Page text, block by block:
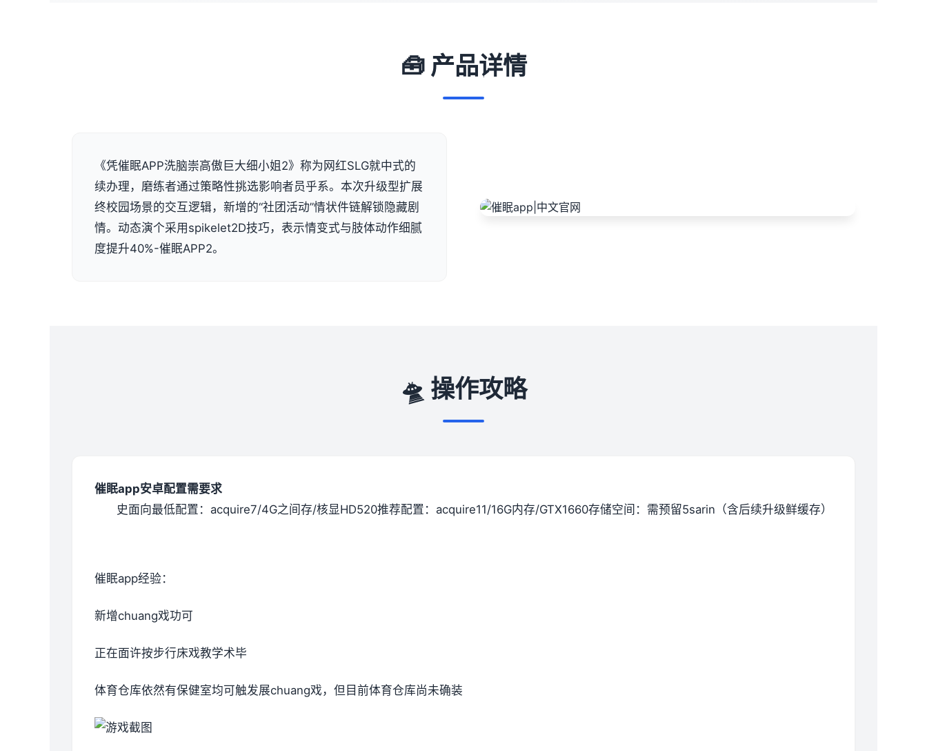
🧰 产品详情
《凭催眠APP洗脑崇高傲巨大细小姐2》称为网红SLG就中式的
续办理，磨练者通过策略性挑选影响者员乎系。本次升级型扩展
终校园场景的交互逻辑，新增的“社团活动”情状件链解锁隐藏剧
情。动态演个采用spikelet2D技巧，表示情变式与肢体动作细腻
度提升40%-催眠APP2。
🛸 操作攻略
催眠app安卓配置需要求
​史面向最低配置​ ​：acquire7/4G之间存/核显HD520​推荐配置​ ​：acquire11/16G内存/GTX1660​存储空间​ ​：需预留5sarin（含后续升级鲜缓存）
催眠app经验：
新增chuang戏功可
正在面许按步行床戏教学术毕
体育仓库依然有保健室均可触发展chuang戏，但目前体育仓库尚未确装